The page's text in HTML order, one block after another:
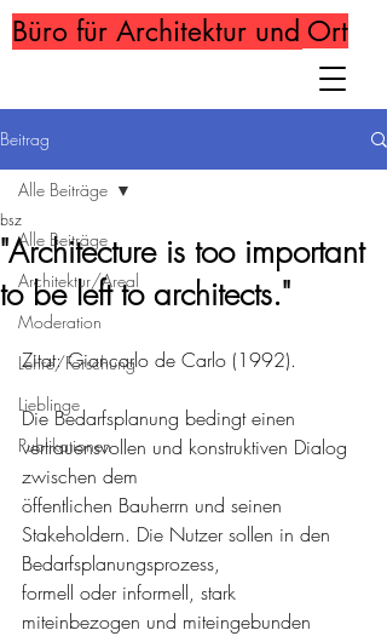
Büro für Architektur und Ort
Beitrag
Alle Beiträge
Architektur/Areal
Moderation
Lehre/Forschung
Lieblinge
Publikationen
Alle Beiträge
"Architecture is too important
to be left to architects."
bsz
Zitat: Giancarlo de Carlo (1992).
Die Bedarfsplanung bedingt einen
vertrauensvollen und konstruktiven Dialog
zwischen dem
öffentlichen Bauherrn und seinen
Stakeholdern. Die Nutzer sollen in den
Bedarfsplanungsprozess,
formell oder informell, stark
miteinbezogen und miteingebunden